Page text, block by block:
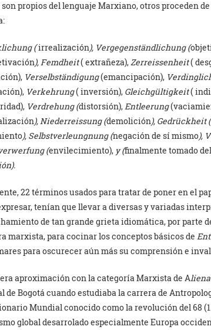
propios del lenguaje Marxiano, otros proceden
(irrealización), Vergegenständlichung (
), Femdheit( extrañeza),Zerreissenheit(
Verselbständigung(emancipación),
Verkehrung( inversión), Gleichgültigkeit(
Verdrehung (distorsión),Entleerung
), Niederreissung (demolición), Gedrückheit
), Selbstverleungnung (negación de sí mismo),
(envilecimiento), y (finalmente tomado
22 términos usados para tratar de poner en el
tenían que llevar a diversas y variadas
de tan grande grieta idiomática, por parte
marxista, para cocinar los conceptos básicos de
para oscurecer aún más su comprensión e
aproximación con la categoría Marxista de A
de Bogotá cuando estudiaba la carrera de
Mundial conocido como la revolución del 68
global desarrolado especialmente Europa